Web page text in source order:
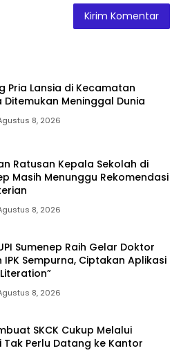
Pria Lansia di Kecamatan
Ditemukan Meninggal Dunia
8, 2026
Ratusan Kepala Sekolah di
Masih Menunggu Rekomendasi
8, 2026
Sumenep Raih Gelar Doktor
IPK Sempurna, Ciptakan Aplikasi
8, 2026
SKCK Cukup Melalui
Tak Perlu Datang ke Kantor